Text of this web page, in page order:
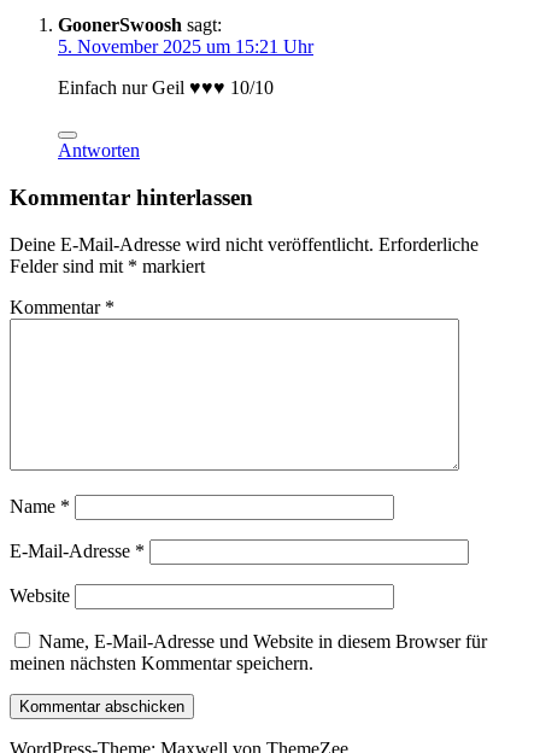
GoonerSwoosh sagt:
5. November 2025 um 15:21 Uhr
Einfach nur Geil ♥️♥️♥️ 10/10
Antworten
Kommentar hinterlassen
Deine E-Mail-Adresse wird nicht veröffentlicht. Erforderliche
Felder sind mit * markiert
Kommentar *
Name *
E-Mail-Adresse *
Website
Name, E-Mail-Adresse und Website in diesem Browser für
meinen nächsten Kommentar speichern.
WordPress-Theme: Maxwell von ThemeZee.